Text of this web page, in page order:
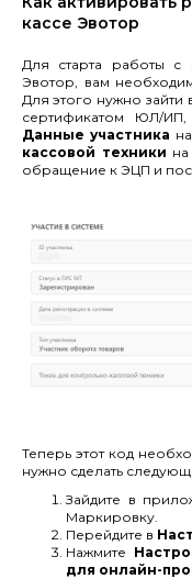
кассе Эвотор
Для старта работы с
Эвотор, вам
Для этого нужно зайти
сертификатом ЮЛ/
Данные участника
кассовой техники на
обращение к ЭЦП и
Теперь этот код
нужно сделать
Зайдите в
Маркировку.
Перейдите в
Нажмите
для онлайн-